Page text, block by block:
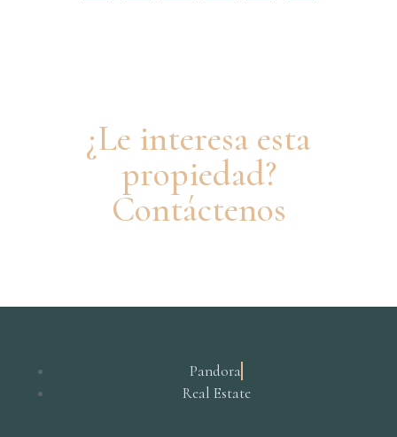
¿Le interesa esta
propiedad?
Contáctenos
Pandora
Real Estate